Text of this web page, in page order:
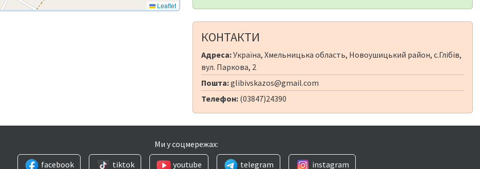
Leaflet
КОНТАКТИ
Адреса:Україна, Хмельницька область, Новоушицький район, с.Глібів,
вул. Паркова, 2
Пошта:glibivskazos@gmail.com
Телефон: (03847)24390
Ми у соцмережах:
facebook
tiktok youtube telegram instagram